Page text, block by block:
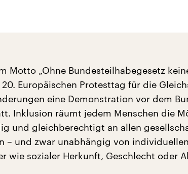
Motto „Ohne Bundesteilhabegesetz
Europäischen Protesttag für die
eine Demonstration vor dem
Inklusion räumt jedem Menschen die
und gleichberechtigt an allen
– und zwar unabhängig von
wie sozialer Herkunft, Geschlecht oder